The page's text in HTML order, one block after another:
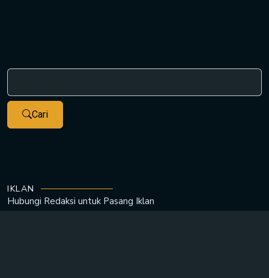
Cari
IKLAN
Hubungi Redaksi untuk Pasang Iklan